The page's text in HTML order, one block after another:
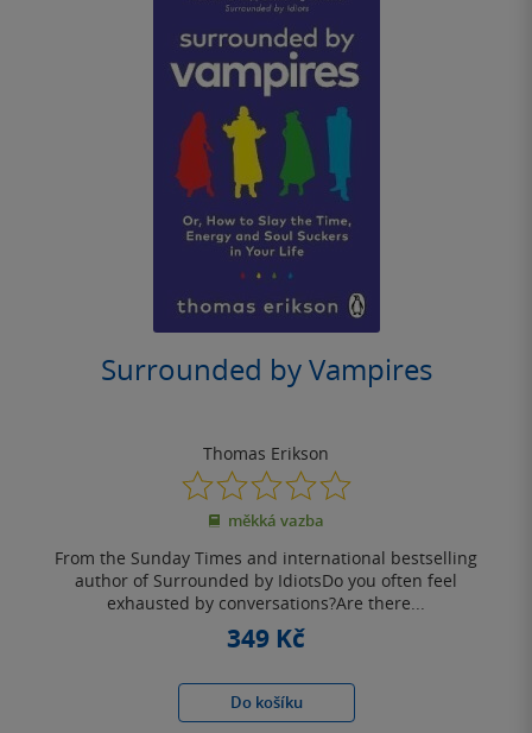
Surrounded by Vampires
Thomas Erikson
0.0
z
5
měkká vazba
From the Sunday Times and international bestselling
author of Surrounded by IdiotsDo you often feel
exhausted by conversations?Are there...
349 Kč
Do košíku